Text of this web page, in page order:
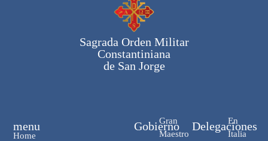
Sagrada Orden Militar
Constantiniana
de San Jorge
Gobierno
Gran
Maestro
Delegaciones
En
Italia
menu
Home